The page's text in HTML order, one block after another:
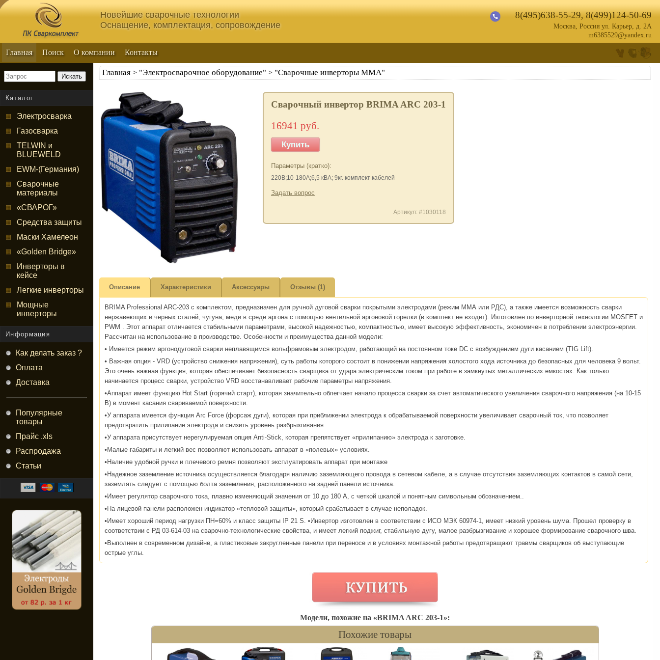
Новейшие сварочные технологии
Оснащение, комплектация, сопровождение
8(495)638-55-29,8(499)124-50-69
Москва, Россия ул. Карьер, д. 2А
m6385529@yandex.ru
Главная Поиск О компании Контакты
Искать
Каталог
Электросварка
Газосварка
TELWIN и
BLUEWELD
EWM-(Германия)
Сварочные
материалы
«СВАРОГ»
Средства защиты
Маски Хамелеон
«Golden Bridge»
Инверторы в
кейсе
Легкие инверторы
Мощные
инверторы
Информация
Как делать заказ ?
Оплата
Доставка
Популярные
товары
Прайс .xls
Распродажа
Статьи
Главная > "Электросварочное оборудование" > "Сварочные инверторы ММА"
Сварочный инвертор BRIMA ARC 203-1
16941 руб.
Купить
Параметры (кратко):
220В;10-180А;6,5 кВА; 9кг. комплект кабелей
Задать вопрос
Артикул: #1030118
Описание Характеристики Аксессуары Отзывы (1)
BRIMA Professional ARC-203 с комплектом, предназначен для ручной дуговой сварки покрытыми электродами (режим ММА или РДС), а также имеется возможность сварки
нержавеющих и черных сталей, чугуна, меди в среде аргона с помощью вентильной аргоновой горелки (в комплект не входит). Изготовлен по инверторной технологии MOSFET и
PWM . Этот аппарат отличается стабильными параметрами, высокой надежностью, компактностью, имеет высокую эффективность, экономичен в потреблении электроэнергии.
Рассчитан на использование в производстве. Особенности и преимущества данной модели:
• Имеется режим аргонодуговой сварки неплавящимся вольфрамовым электродом, работающий на постоянном токе DC с возбуждением дуги касанием (TIG Lift).
• Важная опция - VRD (устройство снижения напряжения), суть работы которого состоит в понижении напряжения холостого хода источника до безопасных для человека 9 вольт.
Это очень важная функция, которая обеспечивает безопасность сварщика от удара электрическим током при работе в замкнутых металлических емкостях. Как только
начинается процесс сварки, устройство VRD восстанавливает рабочие параметры напряжения.
•Аппарат имеет функцию Hot Start (горячий старт), которая значительно облегчает начало процесса сварки за счет автоматического увеличения сварочного напряжения (на 10-15
В) в момент касания свариваемой поверхности.
•У аппарата имеется функция Arc Force (форсаж дуги), которая при приближении электрода к обрабатываемой поверхности увеличивает сварочный ток, что позволяет
предотвратить прилипание электрода и снизить уровень разбрызгивания.
•У аппарата присутствует нерегулируемая опция Anti-Stick, которая препятствует «прилипанию» электрода к заготовке.
•Малые габариты и легкий вес позволяют использовать аппарат в «полевых» условиях.
•Наличие удобной ручки и плечевого ремня позволяют эксплуатировать аппарат при монтаже
•Надежное заземление источника осуществляется благодаря наличию заземляющего провода в сетевом кабеле, а в случае отсутствия заземляющих контактов в самой сети,
заземлять следует с помощью болта заземления, расположенного на задней панели источника.
•Имеет регулятор сварочного тока, плавно изменяющий значения от 10 до 180 А, с четкой шкалой и понятным символьным обозначением..
•На лицевой панели расположен индикатор «тепловой защиты», который срабатывает в случае неполадок.
•Имеет хороший период нагрузки ПН=60% и класс защиты IP 21 S. •Инвертор изготовлен в соответствии с ИСО МЭК 60974-1, имеет низкий уровень шума. Прошел проверку в
соответствии с РД 03-614-03 на сварочно-технологические свойства, и имеет легкий поджиг, стабильную дугу, малое разбрызгивание и хорошее формирование сварочного шва.
•Выполнен в современном дизайне, а пластиковые закругленные панели при переносе и в условиях монтажной работы предотвращают травмы сварщиков об выступающие
острые углы.
Модели, похожие на «BRIMA ARC 203-1»:
Похожие товары